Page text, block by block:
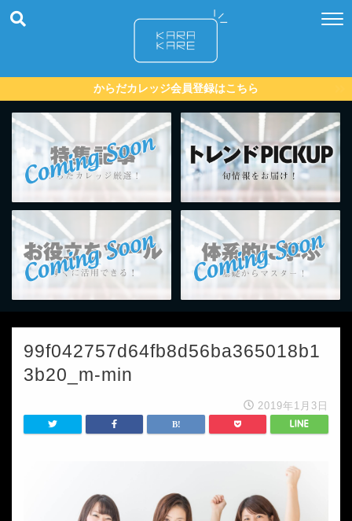
からだカレッジ会員登録はこちら
99f042757d64fb8d56ba365018b1
3b20_m-min
2019年1月3日